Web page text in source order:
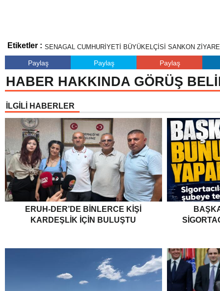
Etiketler : SENAGAL CUMHURİYETİ BÜYÜKELÇİSİ SANKON
Paylaş Paylaş Paylaş
HABER HAKKINDA GÖRÜŞ
İLGİLİ HABERLER
ERUH-DER’DE BINLERCE KIŞI
KARDEŞLIK İÇIN BULUŞTU